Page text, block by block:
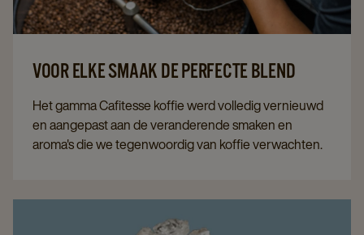
VOOR ELKE SMAAK DE PERFECTE BLEND
Het gamma Cafitesse koffie werd volledig vernieuwd
en aangepast aan de veranderende smaken en
aroma's die we tegenwoordig van koffie verwachten.